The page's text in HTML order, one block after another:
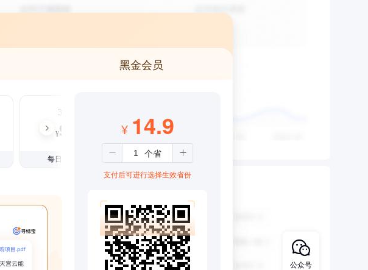
黑金会员
3个月
¥99
每日仅1.08元
¥ 14.9
支付后可进行选择生效省份
公众号